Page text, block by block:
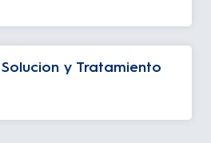
y Tratamiento